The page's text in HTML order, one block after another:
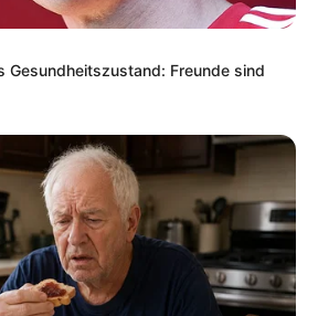
Gesundheitszustand: Freunde sind